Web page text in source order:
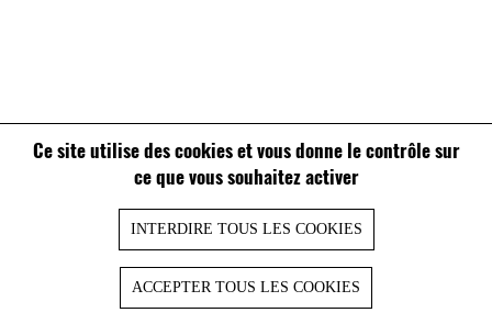
Ce site utilise des cookies et vous donne le contrôle sur
ce que vous souhaitez activer
INTERDIRE TOUS LES COOKIES
ACCEPTER TOUS LES COOKIES